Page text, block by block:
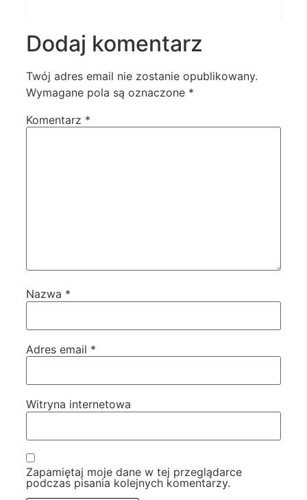
Dodaj komentarz
Twój adres email nie zostanie opublikowany.
Wymagane pola są oznaczone *
Komentarz *
Nazwa *
Adres email *
Witryna internetowa
Zapamiętaj moje dane w tej przeglądarce
podczas pisania kolejnych komentarzy.